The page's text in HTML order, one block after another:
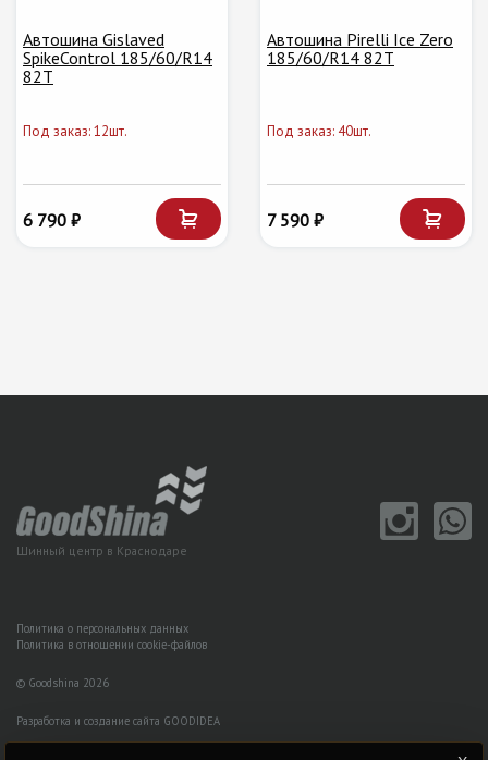
Автошина Gislaved
SpikeControl 185/60/R14
82T
Под заказ: 12шт.
6 790 ₽
Автошина Pirelli Ice Zero
185/60/R14 82T
Под заказ: 40шт.
7 590 ₽
Шинный центр в Краснодаре
Политика о персональных данных
Политика в отношении cookie-файлов
© Goodshina 2026
Разработка и создание сайта GOODIDEA